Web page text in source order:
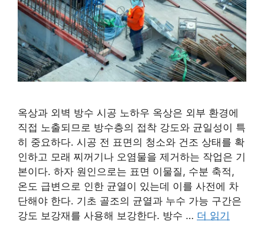
옥상과 외벽 방수 시공 노하우 옥상은 외부 환경에
직접 노출되므로 방수층의 접착 강도와 균일성이 특
히 중요하다. 시공 전 표면의 청소와 건조 상태를 확
인하고 모래 찌꺼기나 오염물을 제거하는 작업은 기
본이다. 하자 원인으로는 표면 이물질, 수분 축적,
온도 급변으로 인한 균열이 있는데 이를 사전에 차
단해야 한다. 기초 골조의 균열과 누수 가능 구간은
강도 보강재를 사용해 보강한다. 방수 … 더 읽기